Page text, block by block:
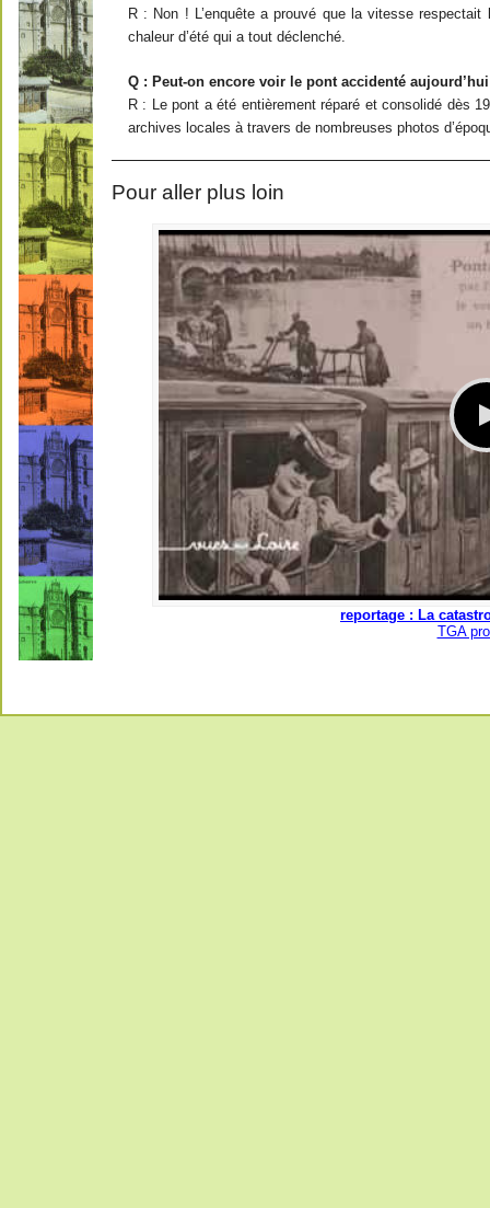
R : Non ! L’enquête a prouvé que la vitesse
chaleur d’été qui a tout déclenché.
Q : Peut-on encore voir le pont accidenté
R : Le pont a été entièrement réparé et consolidé dès
archives locales à travers de nombreuses photos
Pour aller plus loin
reportage : La
TGA